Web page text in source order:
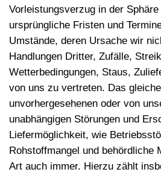
Vorleistungsverzug in der
ursprüngliche Fristen und
Umstände, deren Ursache wir
Handlungen Dritter, Zufälle,
Wetterbedingungen, Staus,
von uns zu vertreten. Das
unvorhergesehenen oder von
unabhängigen Störungen und
Liefermöglichkeit, wie
Rohstoffmangel und behördliche
Art auch immer. Hierzu zählt